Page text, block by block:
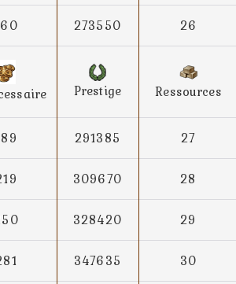
273550 26
Prestige Ressources
291385 27
309670 28
328420 29
347635 30